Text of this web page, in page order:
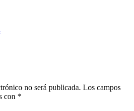
no será publicada. Los campos
con *